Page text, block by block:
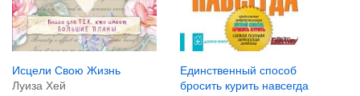
Исцели Свою Жизнь
Луиза Хей
Единственный способ
бросить курить навсегда